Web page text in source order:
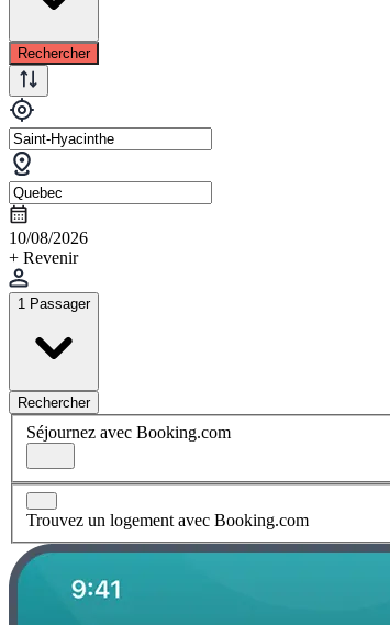
Rechercher
10/08/2026
+ Revenir
1 Passager
Rechercher
Séjournez avec Booking.com
Trouvez un logement avec Booking.com